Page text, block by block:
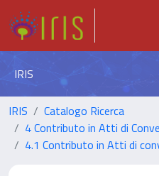
IRIS
IRIS
Catalogo Ricerca
4 Contributo in Atti di
4.1 Contributo in Atti di